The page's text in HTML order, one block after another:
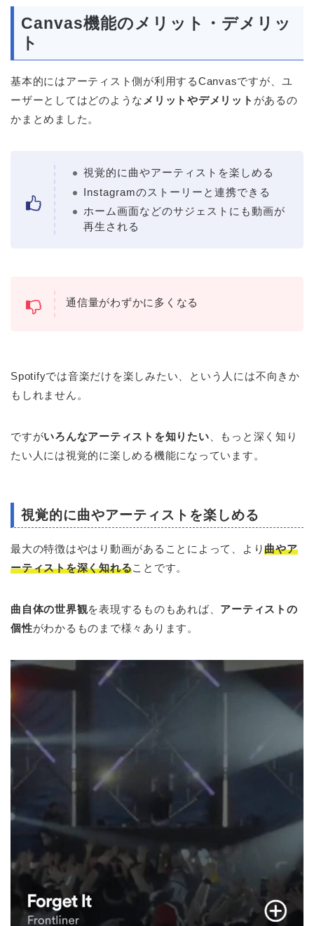
Canvas機能のメリット・デメリッ
ト
基本的にはアーティスト側が利用するCanvasですが、ユ
ーザーとしてはどのような メリットやデメリット があるの
かまとめました。
視覚的に曲やアーティストを楽しめる
Instagramのストーリーと連携できる
ホーム画面などのサジェストにも動画が
再生される
通信量がわずかに多くなる
Spotifyでは音楽だけを楽しみたい、という人には不向きか
もしれません。
ですがいろんなアーティストを知りたい 、もっと深く知り
たい人には視覚的に楽しめる機能になっています。
視覚的に曲やアーティストを楽しめる
最大の特徴はやはり動画があることによって、より曲やア
ーティストを深く知れることです。
曲自体の世界観を表現するものもあれば、 アーティストの
個性がわかるものまで様々あります。